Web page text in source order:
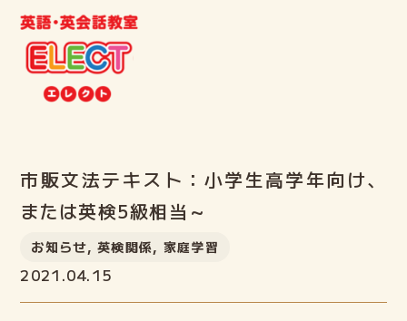
ELECTとは
市販文法テキスト：小学生高学年向け、
または英検5級相当～
お知らせ,英検関係, 家庭学習
2021.04.15